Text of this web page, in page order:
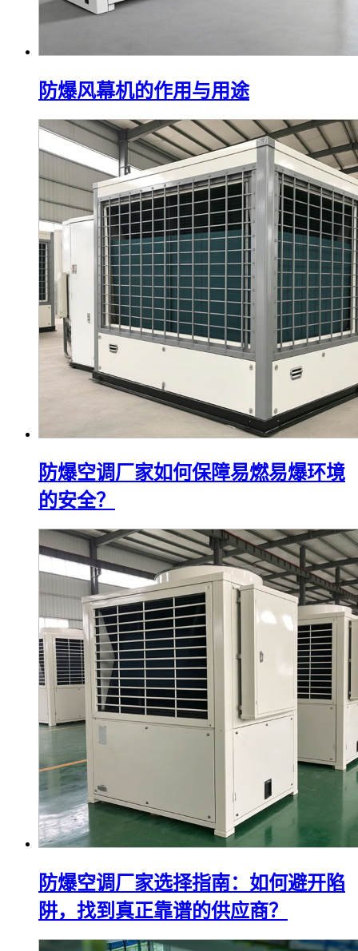
防爆风幕机的作用与用途
防爆空调厂家如何保障易燃易爆环境
的安全？
防爆空调厂家选择指南：如何避开陷
阱，找到真正靠谱的供应商？